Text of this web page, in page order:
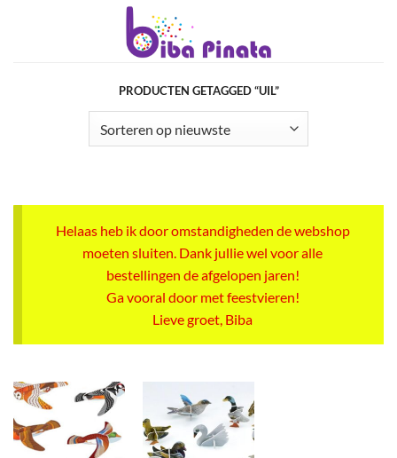
PRODUCTEN GETAGGED “UIL”
Helaas heb ik door omstandigheden de webshop
moeten sluiten. Dank jullie wel voor alle
bestellingen de afgelopen jaren!
Ga vooral door met feestvieren!
Lieve groet, Biba